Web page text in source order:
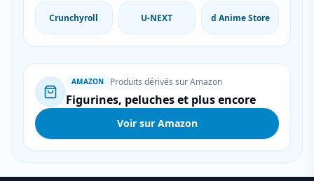
Crunchyroll U-NEXT d Anime Store
AMAZON Produits dérivés sur Amazon
Figurines, peluches et plus encore
Voir sur Amazon